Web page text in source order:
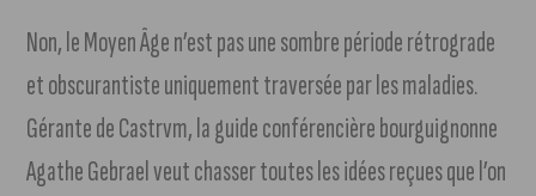
Non, le Moyen Âge n’est pas une sombre période rétrograde
et obscurantiste uniquement traversée par les maladies.
Gérante de Castrvm, la guide conférencière bourguignonne
Agathe Gebrael veut chasser toutes les idées reçues que l’on